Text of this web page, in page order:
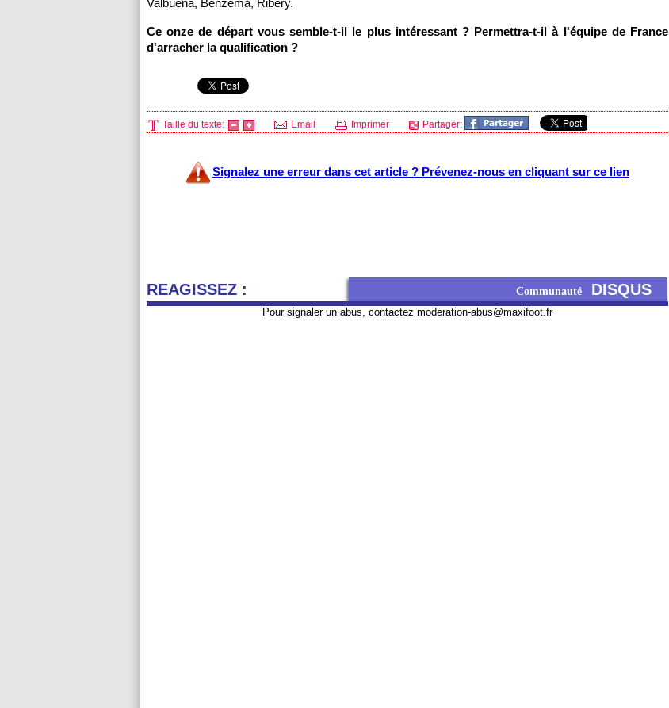
Valbuena, Benzema, Ribéry.
Ce onze de départ vous semble-t-il le plus intéressant ? Permettra-t-il à l'équipe de France
d'arracher la qualification ?
Taille du texte: Email Imprimer Partager:
Signalez une erreur dans cet article ? Prévenez-nous en cliquant sur ce lien
REAGISSEZ : Communauté DISQUS
Pour signaler un abus, contactez moderation-abus@maxifoot.fr